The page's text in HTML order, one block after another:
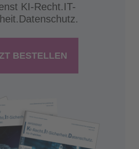
KI-Recht.IT-
BESTELLEN